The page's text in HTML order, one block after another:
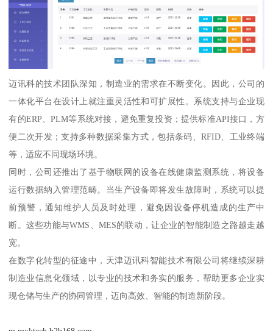
迈讯科的技术团队深知，制造业的需求在不断变化。因此，公司的
一体化平台在设计上就注重灵活性和可扩展性。系统支持与企业现
有的ERP、PLM等系统对接，避免重复投资；提供标准API接口，方
便二次开发；支持多种数据采集方式，包括条码、RFID、工业终端
等，适应不同现场环境。
同时，公司还推出了基于物联网的设备在线健康监测系统，将设备
运行数据纳入管理范畴。当生产设备即将发生故障时，系统可以提
前预警，通知维护人员及时处理，避免因设备停机造成的生产中
断。这些功能与WMS、MES的联动，让企业的智能制造之路越走越
宽。
在数字化转型的征途中，天津迈讯科智能技术有限公司将继续深耕
制造业信息化领域，以专业的技术和务实的服务，帮助更多企业实
现仓储与生产的协同管理，迈向高效、智能的制造新阶段。